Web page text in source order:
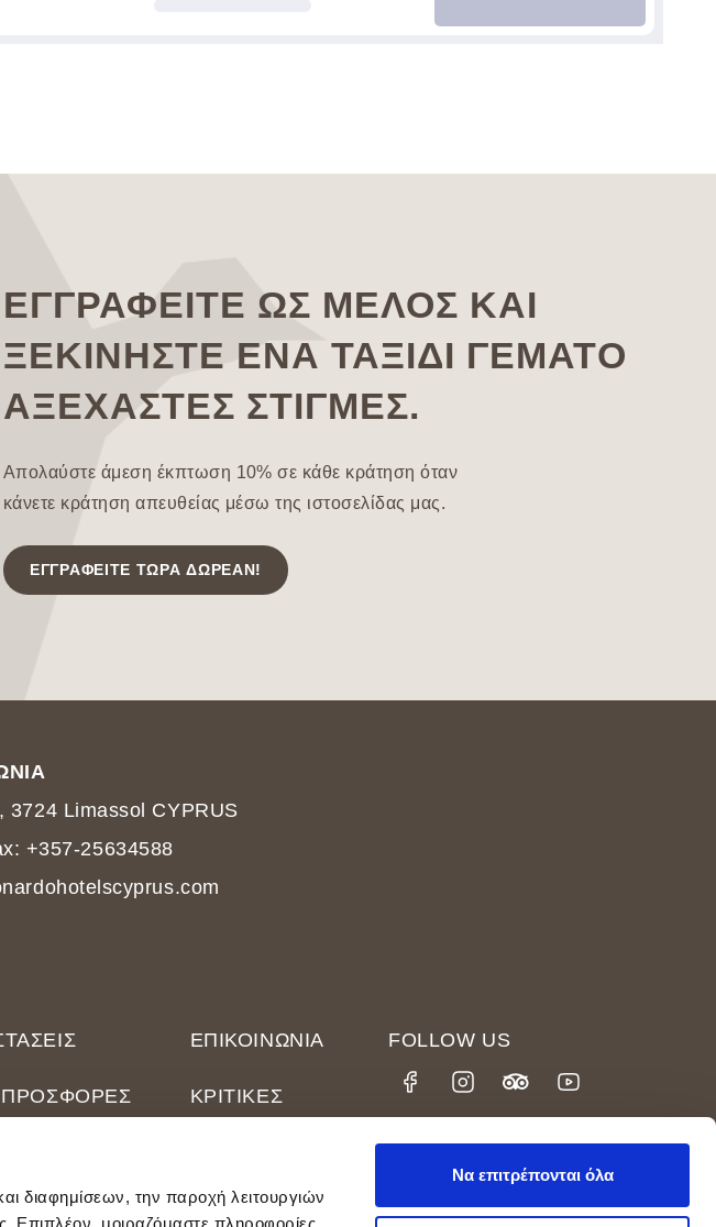
διαφημίσεων, την παροχή λειτουργιών
Να επιτρέπονται όλα
ΕΓΓΡΑΦΕΊΤΕ ΩΣ ΜΈΛΟΣ ΚΑΙ
ΞΕΚΙΝΉΣΤΕ ΈΝΑ ΤΑΞΊΔΙ ΓΕΜΆΤΟ
ΑΞΈΧΑΣΤΕΣ ΣΤΙΓΜΈΣ.
Απολαύστε άμεση έκπτωση 10% σε κάθε κράτηση όταν
κάνετε κράτηση απευθείας μέσω της ιστοσελίδας μας.
ΕΓΓΡΑΦΕΊΤΕ ΤΏΡΑ ΔΩΡΕΆΝ!
3724 Limassol CYPRUS
+357-25634588
ΠΡΟΣΦΟΡΈΣ
ΕΠΙΚΟΙΝΩΝΊΑ
ΚΡΙΤΙΚΈΣ
FOLLOW US